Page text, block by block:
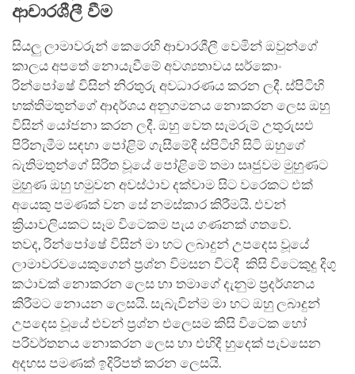
ආචාරශීලී වීම
සියලු ලාමාවරුන් කෙරෙහි ආචාරශීලී වෙමින් ඔවුන්ගේ
කාලය අපතේ නොයැවීමේ අවශ්‍යතාවය සර්කොං
රින්පෝෂේ විසින් නිරතුරු අවධාරණය කරන ලදී. ස්පිටිහි
භක්තිමතුන්ගේ ආදර්ශය අනුගමනය නොකරන ලෙස ඔහු
විසින් යෝජනා කරන ලදී. ඔහු වෙත සැමරුම් උතුරුසළු
පිරිනැමීම සඳහා පෝළිම් ගැසීමේදී ස්පිටිහි සිටි ඔහුගේ
බැතිමතුන්ගේ සිරිත වූයේ පෝළිමේ තමා සෘජුවම මුහුණට
මුහුණ ඔහු හමුවන අවස්ථාව දක්වාම සිට වරෙකට එක්
අයෙකු පමණක් වන සේ නමස්කාර කිරීමයි. එවන්
ක්‍රියාවලියකට සෑම විටෙකම පැය ගණනක් ගතවේ.
තවද, රින්පෝෂේ විසින් මා හට ලබාදුන් උපදෙස වූයේ
ලාමාවරවයෙකුගෙන් ප්‍රශ්න විමසන විටදී කිසි විටෙකුදු දිගු
කථාවක් නොකරන ලෙස හා තමාගේ දැනුම ප්‍රදර්ශනය
කිරීමට නොයන ලෙසයි. සැබැවින්ම මා හට ඔහු ලබාදුන්
උපදෙස වූයේ එවන් ප්‍රශ්න එලෙසම කිසි විටෙක හෝ
පරිවර්තනය නොකරන ලෙස හා එහිදී හුදෙක් පැවසෙන
අදහස පමණක් ඉදිරිපත් කරන ලෙසයි.